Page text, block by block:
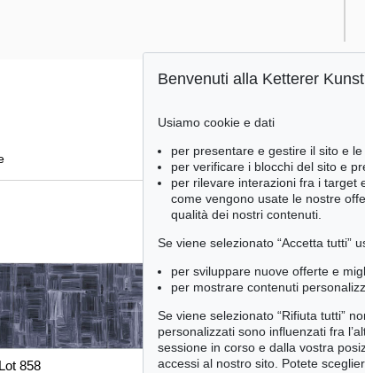
858
Auction 590 - Lot 25
Benvenuti alla Ketterer Kunst
Usiamo cookie e dati
per presentare e gestire il sito e le
per verificare i blocchi del sito e
per rilevare interazioni fra i target
come vengono usate le nostre
qualità dei nostri contenuti.
Se viene selezionato “Accetta tutti”
per sviluppare nuove offerte e
per mostrare contenuti
Se viene selezionato “Rifiuta tutti”
personalizzati sono influenzati fra
sessione in corso e dalla vostra
accessi al nostro sito. Potete